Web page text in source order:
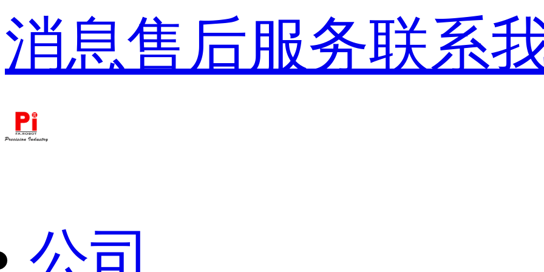
消息售后服务联系
公司